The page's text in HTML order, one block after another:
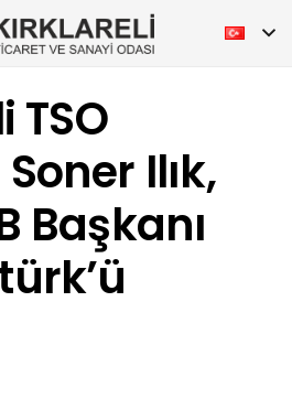
TSO
Ilık,
Başkanı